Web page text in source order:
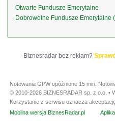
Otwarte Fundusze Emerytalne
Dobrowolne Fundusze Emerytalne
Biznesradar bez reklam?
Notowania GPW opóźnione 15 min.
© 2010-2026 BIZNESRADAR sp. z o.o. •
Korzystanie z serwisu oznacza
Mobilna wersja BiznesRadar.pl